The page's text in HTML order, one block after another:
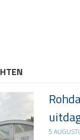
5